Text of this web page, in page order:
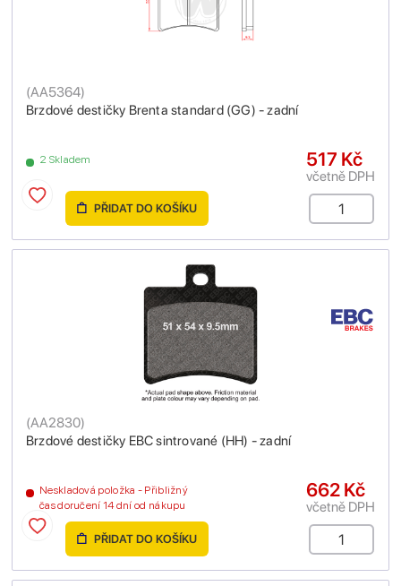
Brzdové destičky Brenta standard (GG) - zadní
(AA5364)
2 Skladem 517 Kč
včetně DPH
PŘIDAT DO KOŠÍKU
Brzdové destičky EBC sintrované (HH) - zadní
(AA2830)
Neskladová položka - Přibližný
čas doručení 14 dní od nákupu
662 Kč
včetně DPH
PŘIDAT DO KOŠÍKU